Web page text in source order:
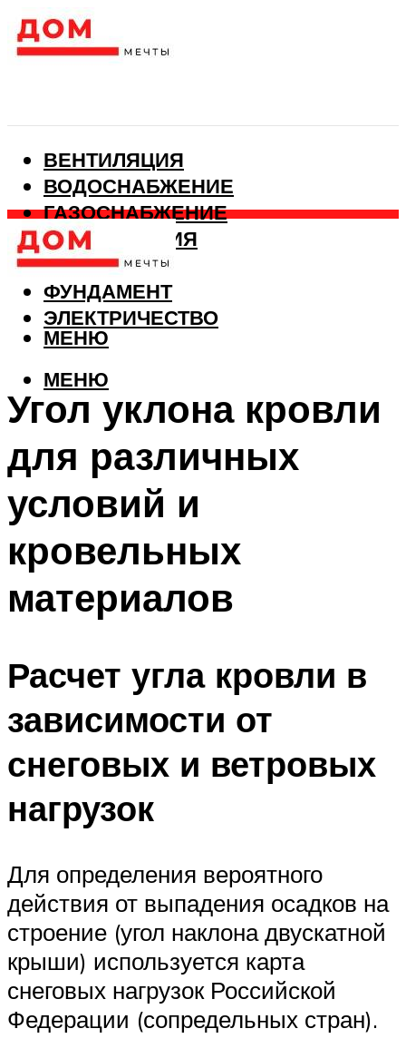
ВЕНТИЛЯЦИЯ
ВОДОСНАБЖЕНИЕ
ГАЗОСНАБЖЕНИЕ
КАНАЛИЗАЦИЯ
ОТОПЛЕНИЕ
ФУНДАМЕНТ
ЭЛЕКТРИЧЕСТВО
МЕНЮ
МЕНЮ
Угол уклона кровли
для различных
условий и
кровельных
материалов
Расчет угла кровли в
зависимости от
снеговых и ветровых
нагрузок
Для определения вероятного
действия от выпадения осадков на
строение (угол наклона двускатной
крыши) используется карта
снеговых нагрузок Российской
Федерации (сопредельных стран).